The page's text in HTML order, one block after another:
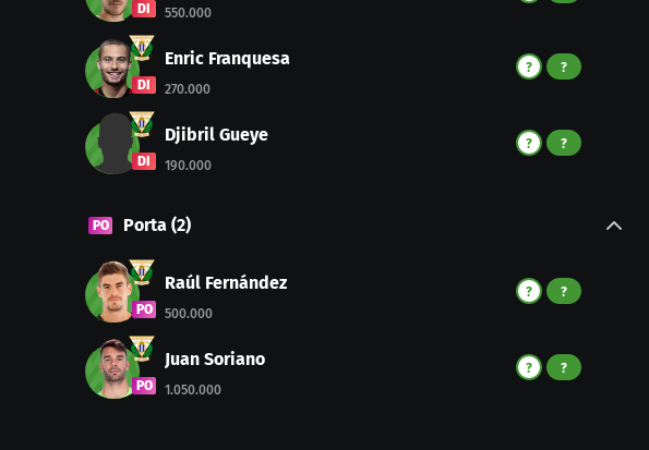
DI 550.000
DI
Enric Franquesa
270.000
? ?
DI
Djibril Gueye
190.000
? ?
PO Porta (2)
PO
Raúl Fernández
500.000
? ?
PO
Juan Soriano
1.050.000
? ?